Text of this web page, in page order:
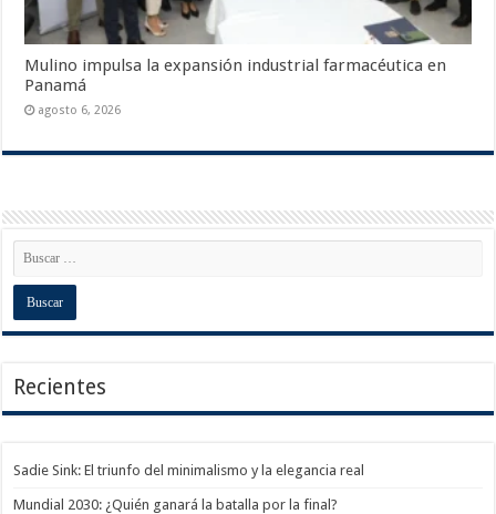
Mulino impulsa la expansión industrial farmacéutica en
Panamá
agosto 6, 2026
Recientes
Sadie Sink: El triunfo del minimalismo y la elegancia real
Mundial 2030: ¿Quién ganará la batalla por la final?